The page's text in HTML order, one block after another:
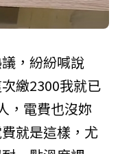
，紛紛喊說
繳2300我就已
，電費也沒妳
就是這樣，尤